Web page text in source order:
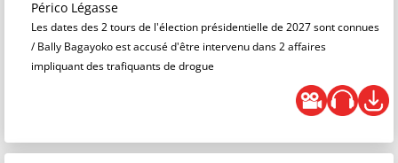
Périco Légasse
Les dates des 2 tours de l'élection présidentielle de 2027 sont connues
/ Bally Bagayoko est accusé d'être intervenu dans 2 affaires
impliquant des trafiquants de drogue